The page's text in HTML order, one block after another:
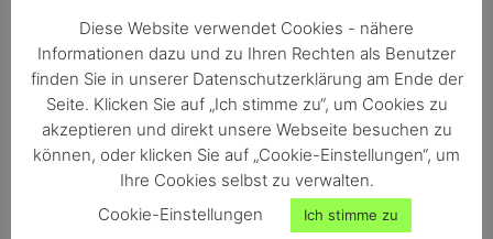
Diese Website verwendet Cookies - nähere
Informationen dazu und zu Ihren Rechten als Benutzer
finden Sie in unserer Datenschutzerklärung am Ende der
Seite. Klicken Sie auf „Ich stimme zu“, um Cookies zu
akzeptieren und direkt unsere Webseite besuchen zu
können, oder klicken Sie auf „Cookie-Einstellungen“, um
Ihre Cookies selbst zu verwalten.
Cookie-Einstellungen
Ich stimme zu